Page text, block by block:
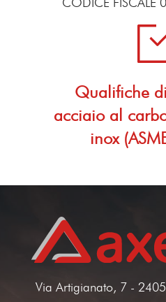
Qualifiche
acciaio al
inox
Via Artigianato, 7 -